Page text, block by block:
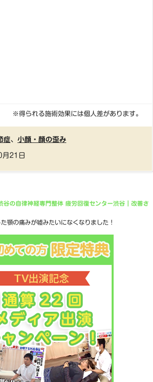
※得られる施術効果には個人差があります。
症、 小顔・顔の歪み
月21日
谷の自律神経専門整体 疲労回復センター渋谷｜改善さ
顎の痛みが嘘みたいになくなりました！